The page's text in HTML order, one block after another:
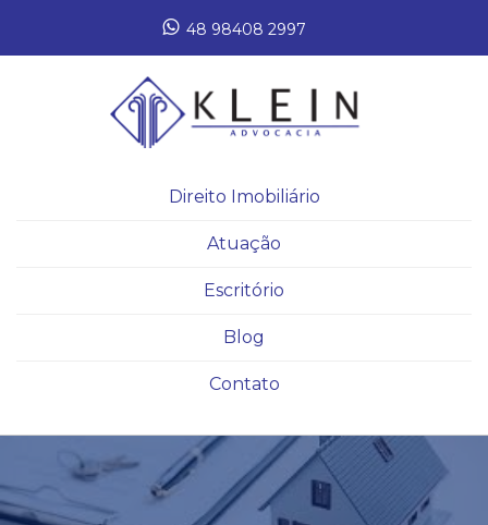
48 98408 2997
Direito Imobiliário
Atuação
Escritório
Blog
Contato